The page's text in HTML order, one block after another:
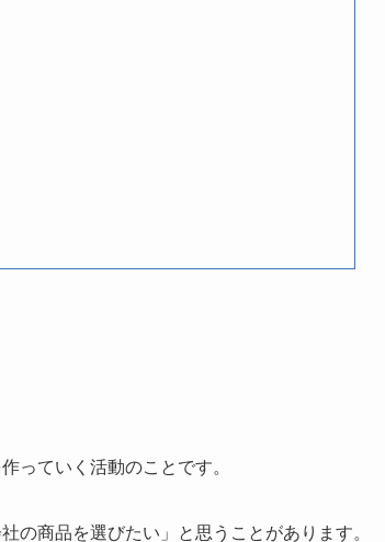
っていく活動のことです。
の商品を選びたい」と思うことがあります。